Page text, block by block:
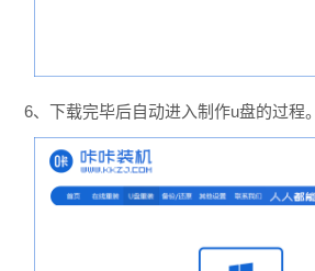
6、下载完毕后自动进入制作u盘的过程。